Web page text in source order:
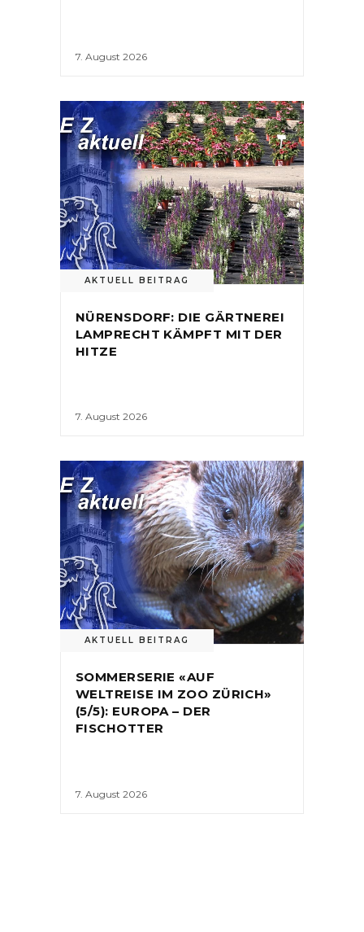
7. August 2026
AKTUELL BEITRAG
NÜRENSDORF: DIE GÄRTNEREI
LAMPRECHT KÄMPFT MIT DER
HITZE
7. August 2026
AKTUELL BEITRAG
SOMMERSERIE «AUF
WELTREISE IM ZOO ZÜRICH»
(5/5): EUROPA – DER
FISCHOTTER
7. August 2026